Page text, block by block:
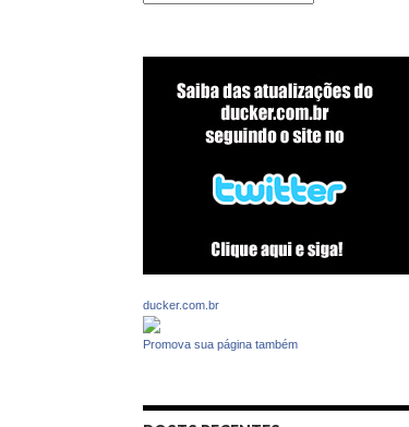
ducker.com.br
Promova sua página também